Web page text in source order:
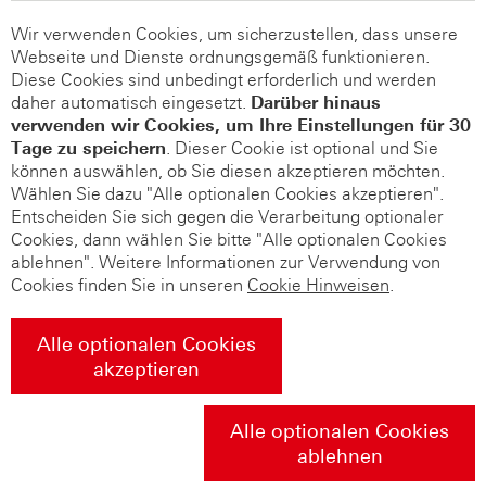
Wir verwenden Cookies, um sicherzustellen, dass unsere
Webseite und Dienste ordnungsgemäß funktionieren.
Diese Cookies sind unbedingt erforderlich und werden
daher automatisch eingesetzt. Darüber hinaus
verwenden wir Cookies, um Ihre Einstellungen für 30
Tage zu speichern. Dieser Cookie ist optional und Sie
können auswählen, ob Sie diesen akzeptieren möchten.
Wählen Sie dazu "Alle optionalen Cookies akzeptieren".
Entscheiden Sie sich gegen die Verarbeitung optionaler
Cookies, dann wählen Sie bitte "Alle optionalen Cookies
ablehnen". Weitere Informationen zur Verwendung von
Cookies finden Sie in unseren Cookie Hinweisen.
Alle optionalen Cookies
akzeptieren
Alle optionalen Cookies
ablehnen